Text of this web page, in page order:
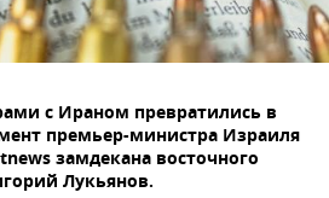
с Ираном превратились в
премьер-министра Израиля
замдекана восточного
Лукьянов.